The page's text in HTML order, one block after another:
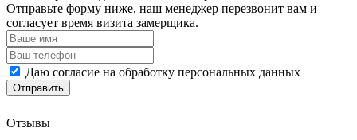
Отправьте форму ниже, наш менеджер перезвонит вам и
согласует время визита замерщика.
Даю согласие на обработку персональных данных
Отзывы